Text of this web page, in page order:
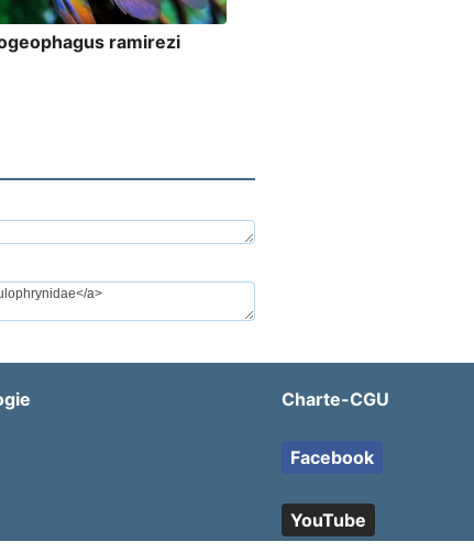
ramirezi
Charte-CGU
Facebook
YouTube